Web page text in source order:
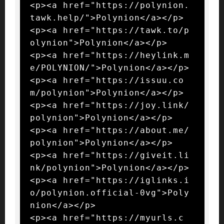
<p><a href="https://polynion.
tawk.help/">Polynion</a></p>
<p><a href="https://tawk.to/p
olynion">Polynion</a></p>
<p><a href="https://heylink.m
e/POLYNION/">Polynion</a></p>
<p><a href="https://issuu.co
m/polynion">Polynion</a></p>
<p><a href="https://joy.link/
polynion">Polynion</a></p>
<p><a href="https://about.me/
polynion">Polynion</a></p>
<p><a href="https://giveit.li
nk/polynion">Polynion</a></p>
<p><a href="https://iglinks.i
o/polynion.official-0vg">Poly
nion</a></p>
<p><a href="https://myurls.c